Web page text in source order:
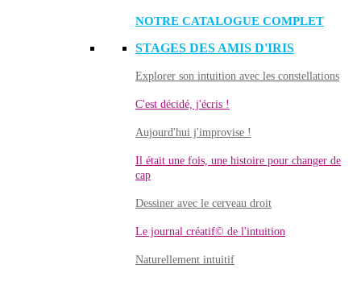
NOTRE CATALOGUE COMPLET
STAGES DES AMIS D'IRIS
Explorer son intuition avec les constellations
C'est décidé, j'écris !
Aujourd'hui j'improvise !
Il était une fois, une histoire pour changer de
cap
Dessiner avec le cerveau droit
Le journal créatif© de l'intuition
Naturellement intuitif